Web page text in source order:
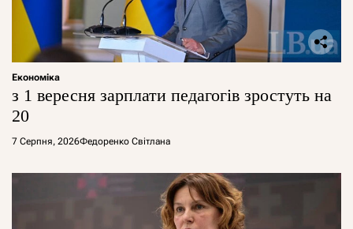
Економіка
з 1 вересня зарплати педагогів зростуть на
20
7 Серпня, 2026Федоренко Світлана